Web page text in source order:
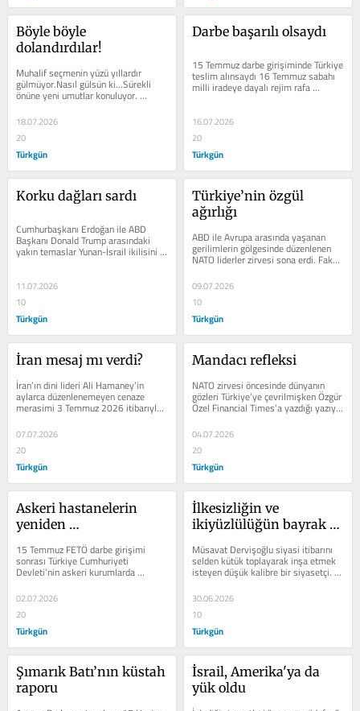
Böyle böyle
dolandırdılar!
Muhalif seçmenin yüzü yıllardır
gülmüyor.Nasıl gülsün ki…Sürekli
önüne yeni umutlar konuluyor.
Sahneye yeni yeni kahramanlar
sürü...
18.07.2026
20
Türkgün
Darbe başarılı olsaydı
15 Temmuz darbe girişiminde Türkiye
teslim alınsaydı 16 Temmuz sabahı
milli iradeye dayalı rejim rafa
kaldırılmış olacaktı. Tehlikenin...
16.07.2026
20
Türkgün
Korku dağları sardı
Cumhurbaşkanı Erdoğan ile ABD
Başkanı Donald Trump arasındaki
yakın temaslar Yunan-İsrail ikilisini
fena hâlde tedirgin etmiş
11.07.2026
10
Türkgün
Türkiye’nin özgül
ağırlığı
ABD ile Avrupa arasında yaşanan
gerilimlerin gölgesinde düzenlenen
NATO liderler zirvesi sona erdi. Fakat
09.07.2026
10
Türkgün
İran mesaj mı verdi?
İran’ın dini lideri Ali Hamaney’in
aylarca düzenlenemeyen cenaze
merasimi 3 Temmuz 2026 itibarıyla
Tahran’da başladı. Dünyanın farklı...
07.07.2026
20
Türkgün
Mandacı refleksi
NATO zirvesi öncesinde dünyanın
gözleri Türkiye’ye çevrilmişken Özgür
Özel Financial Times’a yazdığı yazıyla
Türkiye’yi karalamaya kalktı.Tam da
Do...
04.07.2026
20
Türkgün
Askeri hastanelerin
yeniden
15 Temmuz FETÖ darbe girişimi
sonrası Türkiye Cumhuriyeti
Devleti’nin askeri kurumlarda
o günün...
02.07.2026
20
Türkgün
İlkesizliğin ve
ikiyüzlülüğün bayrak
Müsavat Dervişoğlu siyasi itibarını
selden kütük toplayarak inşa etmek
isteyen düşük kalibre bir siyasetçi.
İlk günden itibaren azgın...
30.06.2026
10
Türkgün
Şımarık Batı’nın küstah
raporu
İsrail, Amerika'ya da
yük oldu